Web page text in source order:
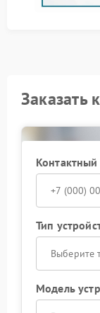
Сервис
Заказать
Тип
Выберите
Модель